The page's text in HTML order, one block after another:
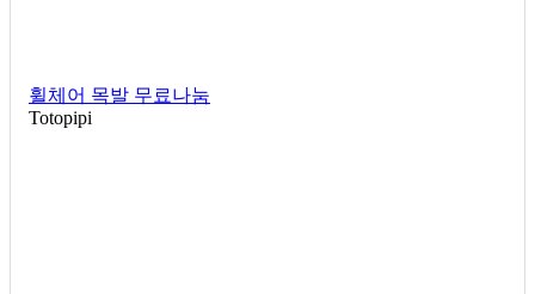
휠체어 목발 무료나눔
Totopipi